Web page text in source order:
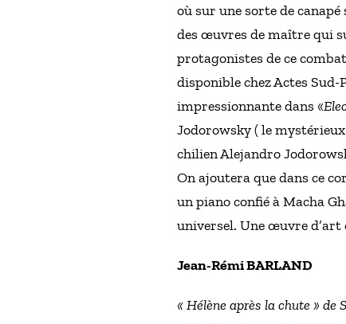
où sur une sorte de
des œuvres de maître qui
protagonistes de ce
disponible chez Actes
impressionnante dans «
Jodorowsky ( le mystérieux
chilien Alejandro
On ajoutera que dans ce
un piano confié à Macha
universel. Une œuvre d’art
Jean-Rémi BARLAND
« Hélène après la chute » de